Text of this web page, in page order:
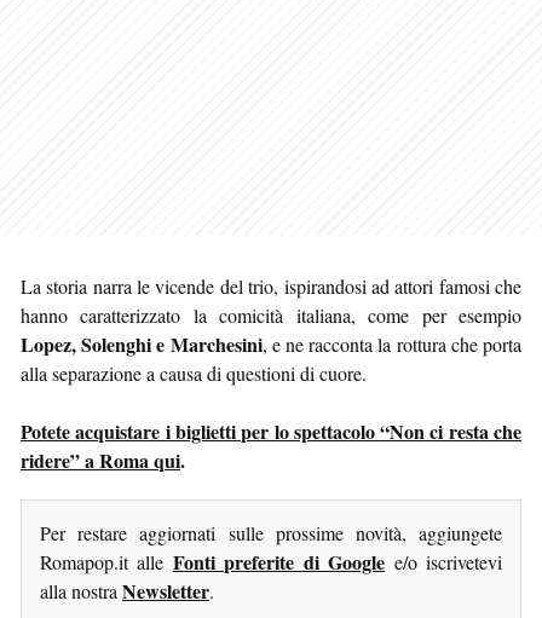
La storia narra le vicende del trio, ispirandosi ad attori famosi che
hanno caratterizzato la comicità italiana, come per esempio
Lopez, Solenghi e Marchesini, e ne racconta la rottura che porta
alla separazione a causa di questioni di cuore.
Potete acquistare i biglietti per lo spettacolo “Non ci resta che
ridere” a Roma qui.
Per restare aggiornati sulle prossime novità, aggiungete
Romapop.it alle Fonti preferite di Google e/o iscrivetevi
alla nostra Newsletter.